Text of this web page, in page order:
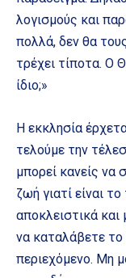
λογισμούς και
πολλά, δεν θα
τρέχει τίποτα. Ο
ίδιο;»
Η εκκλησία
τελούμε την
μπορεί κανείς να
ζωή γιατί είναι
αποκλειστικά
να καταλάβετε το
περιεχόμενο. Μη